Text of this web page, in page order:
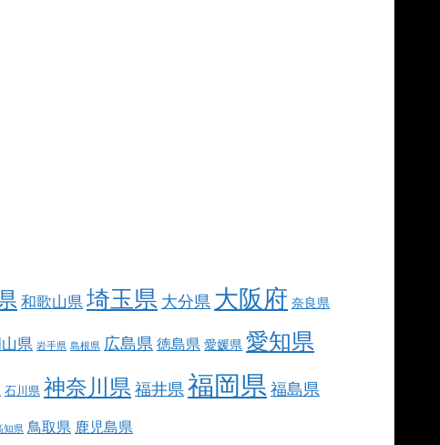
和歌山県 埼玉県 大分県 大阪府 奈良県
県 岩手県 島根県 広島県 徳島県 愛媛県 愛知県
石川県 神奈川県 福井県 福岡県福島県
知県 鳥取県 鹿児島県